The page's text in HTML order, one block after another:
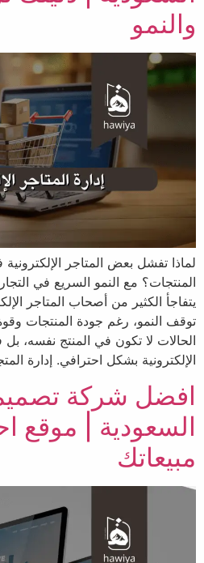
والنمو
لماذا تفشل بعض المتاجر
المنتجات؟ مع النمو السريع في
يتفاجأ الكثير من أصحاب المتاجر
توقف النمو، رغم جودة المنتجات
الحالات لا تكون في المنتج نفسه، بل
الإلكترونية​ بشكل احترافي. إدارة
افضل شركة
السعودية | موقع
مبيعاتك